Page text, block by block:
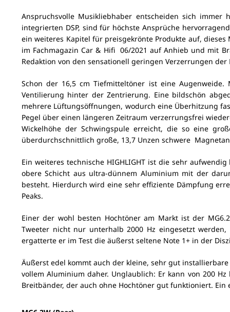
Anspruchsvolle Musikliebhaber entscheiden sich immer
integrierten DSP, sind für höchste Ansprüche
ein weiteres Kapitel für preisgekrönte Produkte auf, dieses
im Fachmagazin Car & Hifi 06/2021 auf Anhieb und mit
Redaktion von den sensationell geringen Verzerrungen
Schon der 16,5 cm Tiefmitteltöner ist eine
Ventilierung hinter der Zentrierung. Eine bildschön
mehrere Lüftungsöffnungen, wodurch eine Überhitzung
Pegel über einen längeren Zeitraum verzerrungsfrei
Wickelhöhe der Schwingspule erreicht, die so eine
überdurchschnittlich große, 13,7 Unzen schwere
Ein weiteres technische HIGHLIGHT ist die sehr
obere Schicht aus ultra-dünnem Aluminium mit der
besteht. Hierdurch wird eine sehr effiziente Dämpfung
Peaks.
Einer der wohl besten Hochtöner am Markt ist der
Tweeter nicht nur unterhalb 2000 Hz eingesetzt
ergatterte er im Test die äußerst seltene Note 1+ in der
Äußerst edel kommt auch der kleine, sehr gut
vollem Aluminium daher. Unglaublich: Er kann von 200
Breitbänder, der auch ohne Hochtöner gut funktioniert. Ein